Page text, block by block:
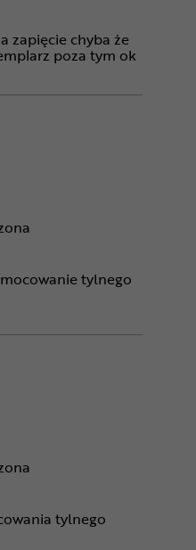
zapięcie chyba że
poza tym ok
tylnego
tylnego